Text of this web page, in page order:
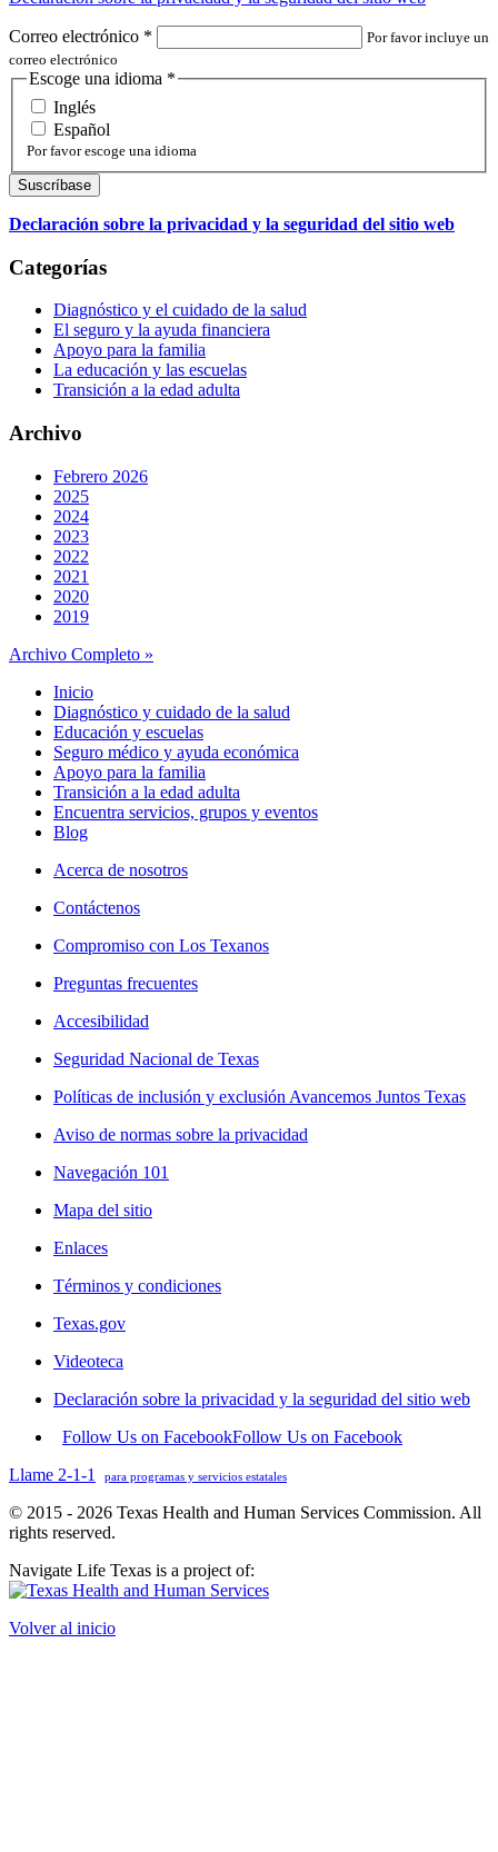
Correo electrónico *
Por favor incluye un
correo electrónico
Escoge una idioma *
Inglés
Español
Por favor escoge una idioma
Declaración sobre la privacidad y la seguridad del sitio web
Categorías
Diagnóstico y el cuidado de la salud
El seguro y la ayuda financiera
Apoyo para la familia
La educación y las escuelas
Transición a la edad adulta
Archivo
Febrero 2026
2025
2024
2023
2022
2021
2020
2019
Archivo Completo »
Inicio
Diagnóstico y cuidado de la salud
Educación y escuelas
Seguro médico y ayuda económica
Apoyo para la familia
Transición a la edad adulta
Encuentra servicios, grupos y eventos
Blog
Acerca de nosotros
Contáctenos
Compromiso con Los Texanos
Preguntas frecuentes
Accesibilidad
Seguridad Nacional de Texas
Políticas de inclusión y exclusión Avancemos Juntos Texas
Aviso de normas sobre la privacidad
Navegación 101
Mapa del sitio
Enlaces
Términos y condiciones
Texas.gov
Videoteca
Declaración sobre la privacidad y la seguridad del sitio web
Follow Us on FacebookFollow Us on Facebook
Llame 2-1-1
para programas y servicios estatales
© 2015 - 2026 Texas Health and Human Services Commission. All
rights reserved.
Navigate Life Texas is a project of:
Volver al inicio